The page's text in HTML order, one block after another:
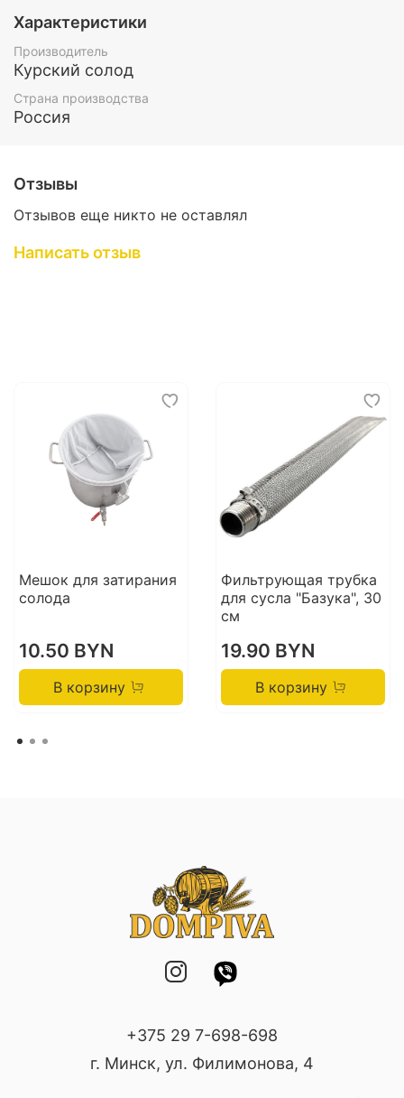
Характеристики
Производитель
Курский солод
Страна производства
Россия
Отзывы
Отзывов еще никто не оставлял
Написать отзыв
Мешок для затирания
солода
10.50 BYN
В корзину
Фильтрующая трубка
для сусла "Базука", 30
см
19.90 BYN
В корзину
+375 29 7-698-698
г. Минск, ул. Филимонова, 4